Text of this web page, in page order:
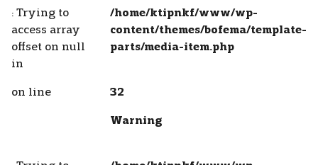
: Trying to
access array
offset on null
in
/home/ktipnkf/www/wp-
content/themes/bofema/template-
parts/media-item.php
on line 32
Warning